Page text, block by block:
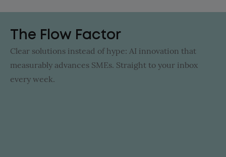
The Flow Factor
Clear solutions instead of hype: AI innovation that
measurably advances SMEs. Straight to your inbox
every week.